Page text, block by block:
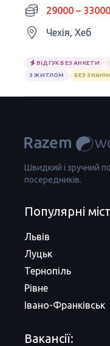
29000 –
Чехія, Хеб
ВІДГУК БЕЗ АНКЕТИ
З ЖИТЛОМ
БЕЗ
Швидкий і зручний
посередників.
Популярні
Львів
Луцьк
Тернопіль
Рівне
Івано-Франківськ
Вакансії: